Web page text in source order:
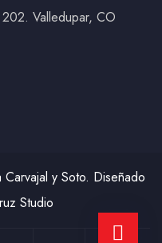
Valledupar, CO
y Soto. Diseñado
Studio